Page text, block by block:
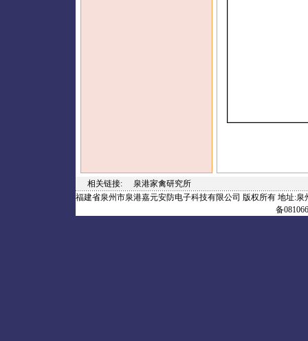
相关链接:
泉港家禽研究所
福建省泉州市泉港嘉元安防电子科技有限公司 版权所有 地址:泉
备